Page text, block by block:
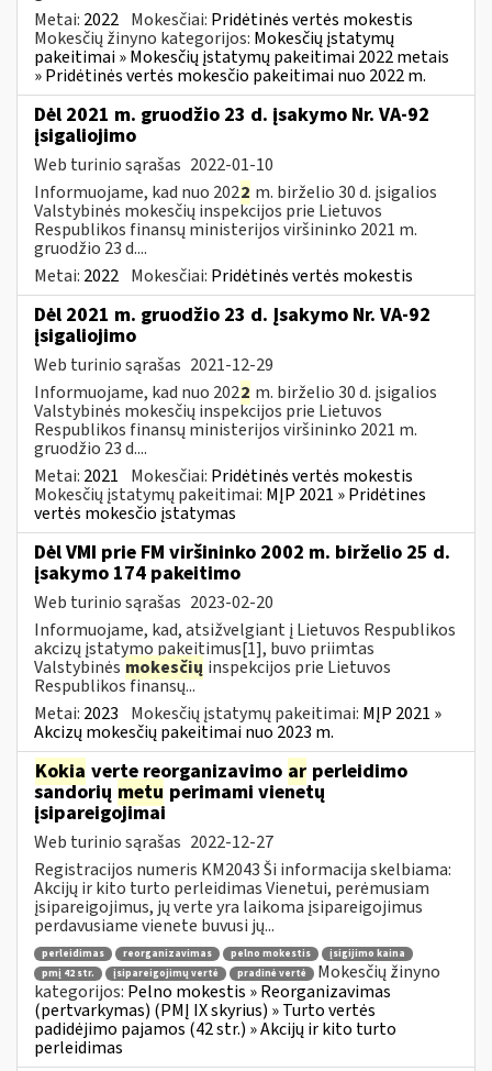
Metai: 2022 Mokesčiai: Pridėtinės vertės mokestis
Mokesčių žinyno kategorijos: Mokesčių įstatymų
pakeitimai » Mokesčių įstatymų pakeitimai 2022 metais
» Pridėtinės vertės mokesčio pakeitimai nuo 2022 m.
Dėl 2021 m. gruodžio 23 d. įsakymo Nr. VA-92
įsigaliojimo
Web turinio sąrašas 2022-01-10
Informuojame, kad nuo 2022 m. birželio 30 d. įsigalios
Valstybinės mokesčių inspekcijos prie Lietuvos
Respublikos finansų ministerijos viršininko 2021 m.
gruodžio 23 d....
Metai: 2022 Mokesčiai: Pridėtinės vertės mokestis
Dėl 2021 m. gruodžio 23 d. Įsakymo Nr. VA-92
įsigaliojimo
Web turinio sąrašas 2021-12-29
Informuojame, kad nuo 2022 m. birželio 30 d. įsigalios
Valstybinės mokesčių inspekcijos prie Lietuvos
Respublikos finansų ministerijos viršininko 2021 m.
gruodžio 23 d....
Metai: 2021 Mokesčiai: Pridėtinės vertės mokestis
Mokesčių įstatymų pakeitimai: MĮP 2021 » Pridėtines
vertės mokesčio įstatymas
Dėl VMI prie FM viršininko 2002 m. birželio 25 d.
įsakymo 174 pakeitimo
Web turinio sąrašas 2023-02-20
Informuojame, kad, atsižvelgiant į Lietuvos Respublikos
akcizų įstatymo pakeitimus[1], buvo priimtas
Valstybinės mokesčių inspekcijos prie Lietuvos
Respublikos finansų...
Metai: 2023 Mokesčių įstatymų pakeitimai: MĮP 2021 »
Akcizų mokesčių pakeitimai nuo 2023 m.
Kokia verte reorganizavimo ar perleidimo
sandorių metu perimami vienetų
įsipareigojimai
Web turinio sąrašas 2022-12-27
Registracijos numeris KM2043 Ši informacija skelbiama:
Akcijų ir kito turto perleidimas Vienetui, perėmusiam
įsipareigojimus, jų verte yra laikoma įsipareigojimus
perdavusiame vienete buvusi jų...
perleidimas reorganizavimas pelno mokestis
įsigijimo kaina
pmį 42 str.
įsipareigojimų vertė pradinė vertė
Mokesčių žinyno
kategorijos: Pelno mokestis » Reorganizavimas
(pertvarkymas) (PMĮ IX skyrius) » Turto vertės
padidėjimo pajamos (42 str.) » Akcijų ir kito turto
perleidimas